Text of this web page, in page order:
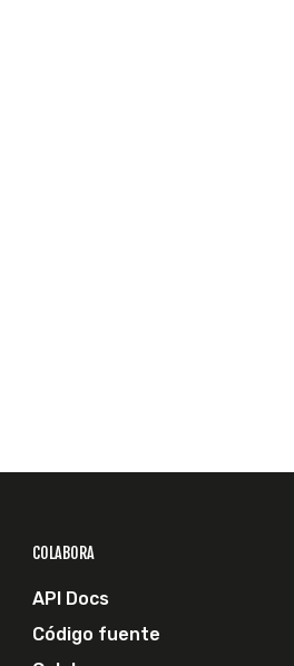
COLABORA
API Docs
Código fuente